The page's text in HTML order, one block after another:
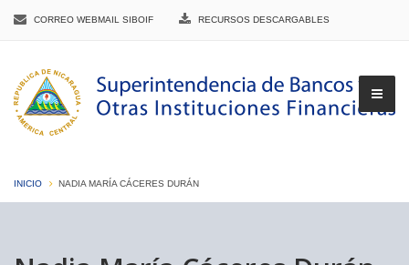
CORREO WEBMAIL SIBOIF RECURSOS DESCARGABLES
INICIO NADIA MARÍA CÁCERES DURÁN